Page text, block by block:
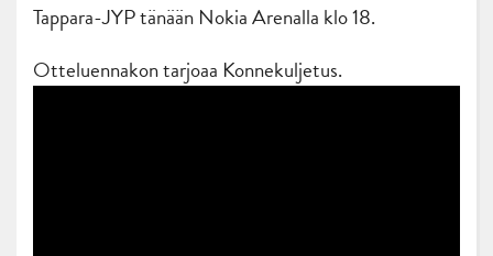
Tappara-JYP tänään Nokia Arenalla klo 18.
Otteluennakon tarjoaa Konnekuljetus.